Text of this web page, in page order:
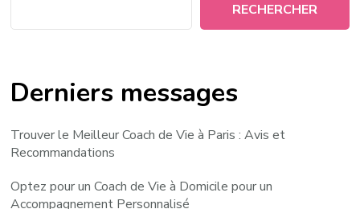
RECHERCHER
Derniers messages
Trouver le Meilleur Coach de Vie à Paris : Avis et
Recommandations
Optez pour un Coach de Vie à Domicile pour un
Accompagnement Personnalisé